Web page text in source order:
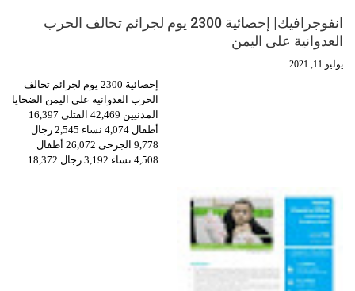
انفوجرافيك| إحصائية 2300 يوم لجرائم تحالف الحرب
العدوانية على اليمن
يوليو 11, 2021
إحصائية 2300 يوم لجرائم تحالف
الحرب العدوانية على اليمن الضحايا
المدنيين 42,469 القتلى 16,397
أطفال 4,074 نساء 2,545 رجال
9,778 الجرحى 26,072 أطفال
4,508 نساء 3,192 رجال 18,372…